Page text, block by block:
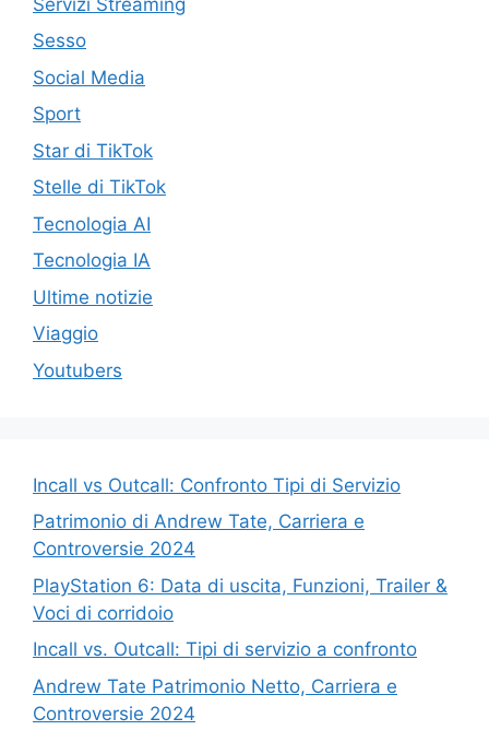
Sesso
Social Media
Sport
Star di TikTok
Stelle di TikTok
Tecnologia AI
Tecnologia IA
Ultime notizie
Viaggio
Youtubers
Incall vs Outcall: Confronto Tipi di Servizio
Patrimonio di Andrew Tate, Carriera e
Controversie 2024
PlayStation 6: Data di uscita, Funzioni, Trailer &
Voci di corridoio
Incall vs. Outcall: Tipi di servizio a confronto
Andrew Tate Patrimonio Netto, Carriera e
Controversie 2024